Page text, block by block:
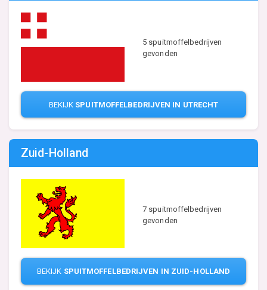
5 spuitmoffelbedrijven
gevonden
BEKIJK SPUITMOFFELBEDRIJVEN IN UTRECHT
Zuid-Holland
7 spuitmoffelbedrijven
gevonden
BEKIJK SPUITMOFFELBEDRIJVEN IN ZUID-HOLLAND